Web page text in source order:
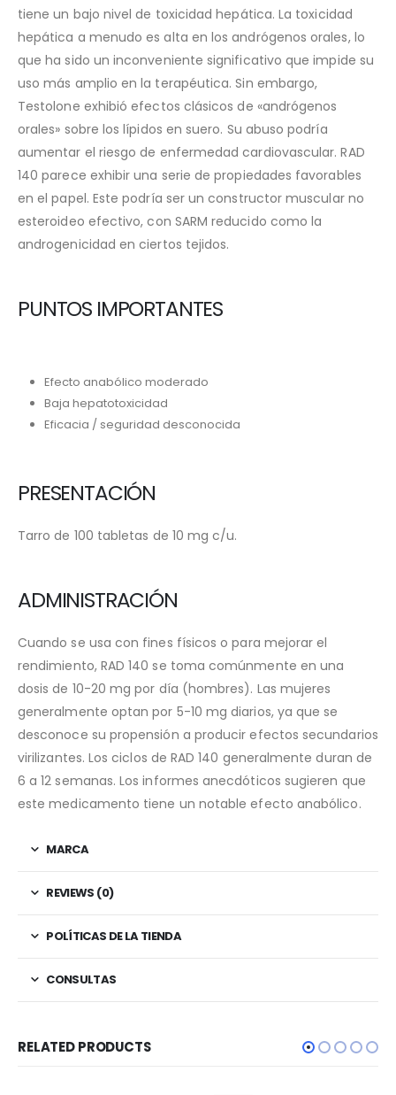
tiene un bajo nivel de toxicidad hepática. La toxicidad
hepática a menudo es alta en los andrógenos orales, lo
que ha sido un inconveniente significativo que impide su
uso más amplio en la terapéutica. Sin embargo,
Testolone exhibió efectos clásicos de «andrógenos
orales» sobre los lípidos en suero. Su abuso podría
aumentar el riesgo de enfermedad cardiovascular. RAD
140 parece exhibir una serie de propiedades favorables
en el papel. Este podría ser un constructor muscular no
esteroideo efectivo, con SARM reducido como la
androgenicidad en ciertos tejidos.
PUNTOS IMPORTANTES
Efecto anabólico moderado
Baja hepatotoxicidad
Eficacia / seguridad desconocida
PRESENTACIÓN
Tarro de 100 tabletas de 10 mg c/u.
ADMINISTRACIÓN
Cuando se usa con fines físicos o para mejorar el
rendimiento, RAD 140 se toma comúnmente en una
dosis de 10-20 mg por día (hombres). Las mujeres
generalmente optan por 5-10 mg diarios, ya que se
desconoce su propensión a producir efectos secundarios
virilizantes. Los ciclos de RAD 140 generalmente duran de
6 a 12 semanas. Los informes anecdóticos sugieren que
este medicamento tiene un notable efecto anabólico.
MARCA
REVIEWS (0)
POLÍTICAS DE LA TIENDA
CONSULTAS
RELATED PRODUCTS